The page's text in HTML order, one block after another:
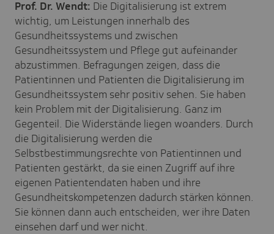
Prof. Dr. Wendt: Die Digitalisierung ist extrem
wichtig, um Leistungen innerhalb des
Gesundheitssystems und zwischen
Gesundheitssystem und Pflege gut aufeinander
abzustimmen. Befragungen zeigen, dass die
Patientinnen und Patienten die Digitalisierung im
Gesundheitssystem sehr positiv sehen. Sie haben
kein Problem mit der Digitalisierung. Ganz im
Gegenteil. Die Widerstände liegen woanders. Durch
die Digitalisierung werden die
Selbstbestimmungsrechte von Patientinnen und
Patienten gestärkt, da sie einen Zugriff auf ihre
eigenen Patientendaten haben und ihre
Gesundheitskompetenzen dadurch stärken können.
Sie können dann auch entscheiden, wer ihre Daten
einsehen darf und wer nicht.